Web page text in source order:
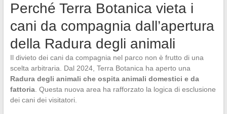
Perché Terra Botanica vieta i
cani da compagnia dall’apertura
della Radura degli animali
Il divieto dei cani da compagnia nel parco non è frutto di una
scelta arbitraria. Dal 2024, Terra Botanica ha aperto una
Radura degli animali che ospita animali domestici e da
fattoria. Questa nuova area ha rafforzato la logica di esclusione
dei cani dei visitatori.